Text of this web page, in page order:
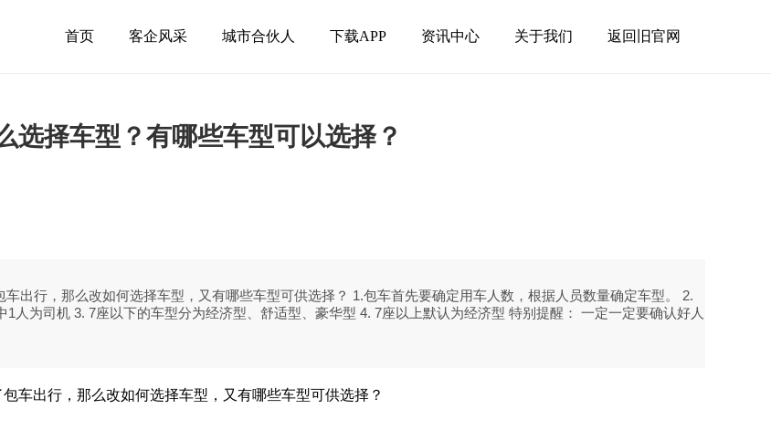
首页 客企风采 城市合伙人 下载APP 资讯中心 关于我们 返回旧官网
选择车型？有哪些车型可以选择？
出行，那么改如何选择车型，又有哪些车型可供选择？ 1.包车首先要确定用车人数，根据人员数量确定车型。 2.
人为司机 3. 7座以下的车型分为经济型、舒适型、豪华型 4. 7座以上默认为经济型 特别提醒： 一定一定要确认好人
车出行，那么改如何选择车型，又有哪些车型可供选择？